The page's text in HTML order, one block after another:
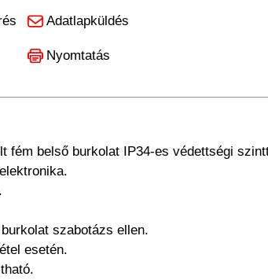
Adatlapküldés
Nyomtatás
fém belső burkolat IP34-es védettségi
szabotázs ellen.
esetén.